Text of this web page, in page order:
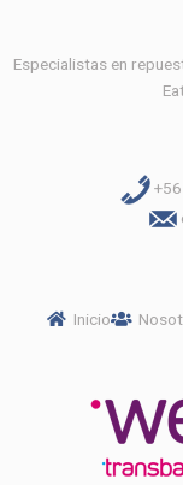
Especialistas en
Inicio